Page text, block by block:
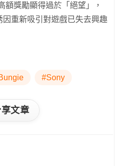
額獎勵顯得過於「絕望」，
重新吸引對遊戲已失去興趣
#Sony
文章